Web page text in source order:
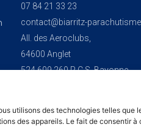
utilisons des technologies telles que
des appareils. Le fait de consentir à
07 84 21 33 23
contact@biarritz-
All. des Aeroclubs,
64600 Anglet
524 609 260 R.C.S. Bayonne